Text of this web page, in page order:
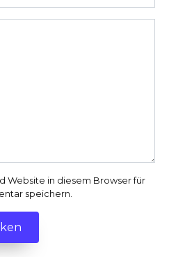
Website in diesem Browser für
speichern.